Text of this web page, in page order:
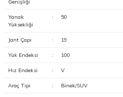
Genişliği
Yanak
Yüksekliği
: 50
Jant Çapı : 19
Yük Endeksi : 100
Hız Endeksi : V
Araç Tipi : Binek/SUV